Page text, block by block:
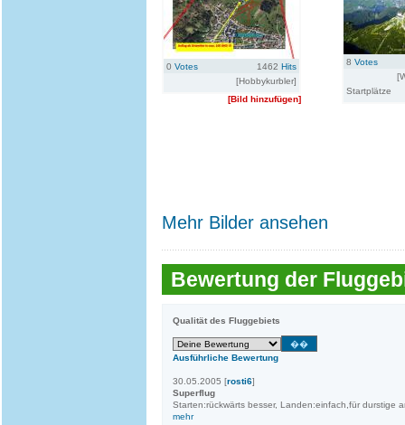
0 Votes 1462 Hits
[Hobbykurbler]
[Bild hinzufügen]
8 Votes
Startplätze
Mehr Bilder ansehen
Bewertung der
Qualität des Fluggebiets
Ausführliche Bewertung
30.05.2005 [rosti6]
Superflug
Starten:rückwärts besser, Landen:einfach,für durstige
mehr